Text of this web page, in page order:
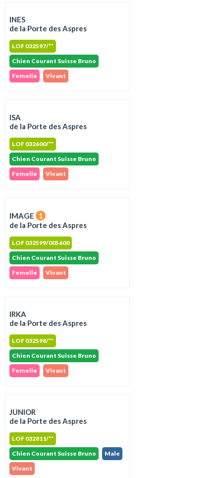
INES
de la Porte des Aspres
LOF 032597/**
Chien Courant Suisse Bruno
Femelle
Vivant
ISA
de la Porte des Aspres
LOF 032600/**
Chien Courant Suisse Bruno
Femelle
Vivant
IMAGE
1
de la Porte des Aspres
LOF 032599/005600
Chien Courant Suisse Bruno
Femelle
Vivant
IRKA
de la Porte des Aspres
LOF 032598/**
Chien Courant Suisse Bruno
Femelle
Vivant
JUNIOR
de la Porte des Aspres
LOF 032811/**
Chien Courant Suisse Bruno
Male
Vivant